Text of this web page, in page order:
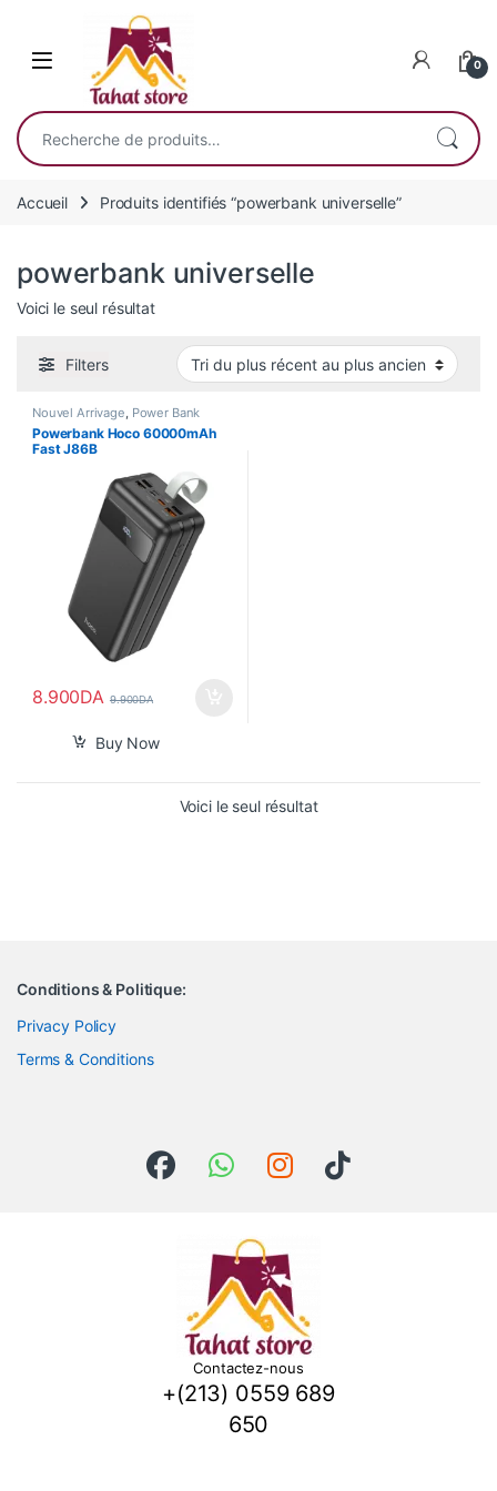
0
Recherche pour :
Accueil Produits identifiés “powerbank universelle”
powerbank universelle
Voici le seul résultat
Filters
Nouvel Arrivage, Power Bank
Powerbank Hoco 60000mAh
Fast J86B
8.900DA 9.900DA
Buy Now
Voici le seul résultat
Conditions & Politique:
Privacy Policy
Terms & Conditions
Contactez-nous
+(213) 0559 689
650